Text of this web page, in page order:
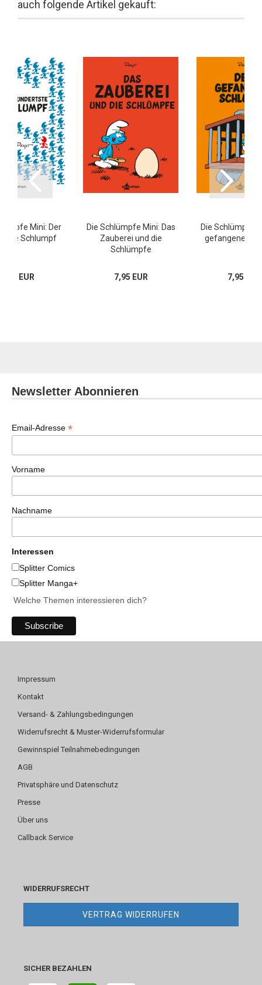
auch folgende Artikel gekauft:
Mini: Der
Schlumpf
7,95 EUR
Die Schlümpfe Mini: Das
Zauberei und die
Schlümpfe
7,95 EUR
Die Schlümpfe
gefangene
7,95 EUR
Newsletter Abonnieren
Email-Adresse *
Vorname
Nachname
Interessen
Splitter Comics
Splitter Manga+
Welche Themen interessieren dich?
Impressum
Kontakt
Versand- & Zahlungsbedingungen
Widerrufsrecht & Muster-Widerrufsformular
Gewinnspiel Teilnahmebedingungen
AGB
Privatsphäre und Datenschutz
Presse
Über uns
Callback Service
WIDERRUFSRECHT
VERTRAG WIDERRUFEN
SICHER BEZAHLEN